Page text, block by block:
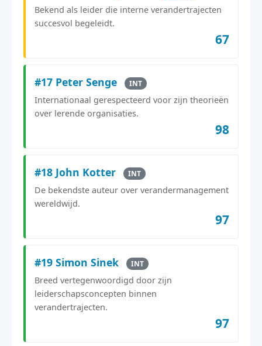
Bekend als leider die interne verandertrajecten
succesvol begeleidt.
67
#17 Peter Senge INT
Internationaal gerespecteerd voor zijn theorieën
over lerende organisaties.
98
#18 John Kotter INT
De bekendste auteur over verandermanagement
wereldwijd.
97
#19 Simon Sinek INT
Breed vertegenwoordigd door zijn
leiderschapsconcepten binnen
verandertrajecten.
97